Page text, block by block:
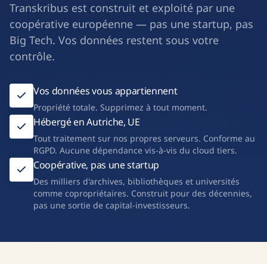
Transkribus est construit et exploité par une
coopérative européenne — pas une startup, pas
Big Tech. Vos données restent sous votre
contrôle.
Vos données vous appartiennent
Propriété totale. Supprimez à tout moment.
Hébergé en Autriche, UE
Tout traitement sur nos propres serveurs. Conforme au
RGPD. Aucune dépendance vis-à-vis du cloud tiers.
Coopérative, pas une startup
Des milliers d'archives, bibliothèques et universités
comme copropriétaires. Construit pour des décennies,
pas une sortie de capital-investisseurs.